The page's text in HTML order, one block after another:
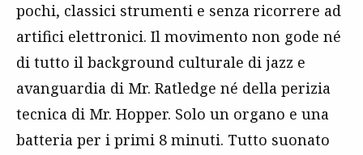
pochi, classici strumenti e senza ricorrere ad
artifici elettronici. Il movimento non gode né
di tutto il background culturale di jazz e
avanguardia di Mr. Ratledge né della perizia
tecnica di Mr. Hopper. Solo un organo e una
batteria per i primi 8 minuti. Tutto suonato